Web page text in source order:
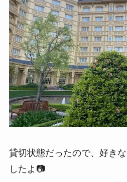
貸切状態だったので、好き
したよ📷